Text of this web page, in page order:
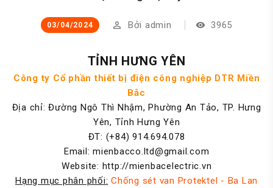
03/04/2024 Bởi admin 3965
TỈNH HƯNG YÊN
Công ty Cổ phần thiết bị điện công nghiệp DTR Miền
Bắc
Địa chỉ: Đường Ngô Thì Nhậm, Phường An Tảo, TP. Hưng
Yên, Tỉnh Hưng Yên
ĐT: (+84) 914.694.078
Email: mienbacco.ltd@gmail.com
Website: http://mienbacelectric.vn
Hạng mục phân phối: Chống sét van Protektel - Ba Lan